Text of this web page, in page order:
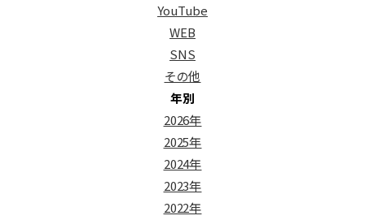
YouTube
WEB
SNS
その他
年別
2026年
2025年
2024年
2023年
2022年